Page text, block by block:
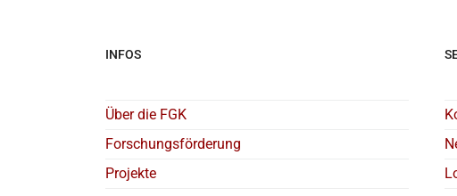
INFOS
Über die FGK
Forschungsförderung
Projekte